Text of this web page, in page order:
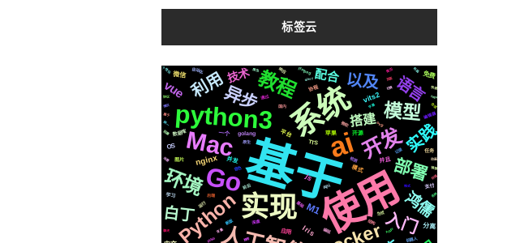
标签云
基于使用
系统
实现
ai
Go
python3
Mac 开发
Python
环境
教程
模型
部署
异步
实践
入门
以及
利用
鸿儒
语言
白丁
搭建
配合
vue
技术
M1
nginx
js
Iris
vits2
OS
分离
微信 免费
golang
TTS
平台 苹果
并发
模式
开源
一个
并且
应用
协程
api
图片
数据库
学习
支付
任务
音色
响应 ffmpeg
原生
前后
检测
编辑器
基础
微软
国内
后端
机器人
深度
记录
编程
通过
新版
svg
生成
结构
运行
自动化
格式
字幕
变量
推荐
celery
场景
阻塞
镜像
Apple
各种
存储
统一
github
切换
动画
爬虫
属于
情况
协议
聊天
合成
页面
https
简历
快速
布局
个性化